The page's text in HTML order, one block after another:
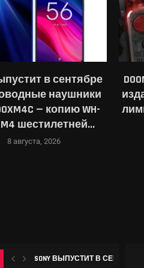
в сентябре
наушники
— копию WH-
шестилетней...
8 августа, 2026
SONY ВЫПУСТИТ В